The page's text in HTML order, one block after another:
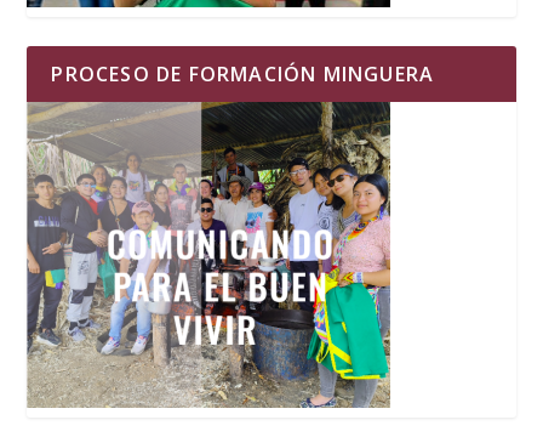
PROCESO DE FORMACIÓN MINGUERA